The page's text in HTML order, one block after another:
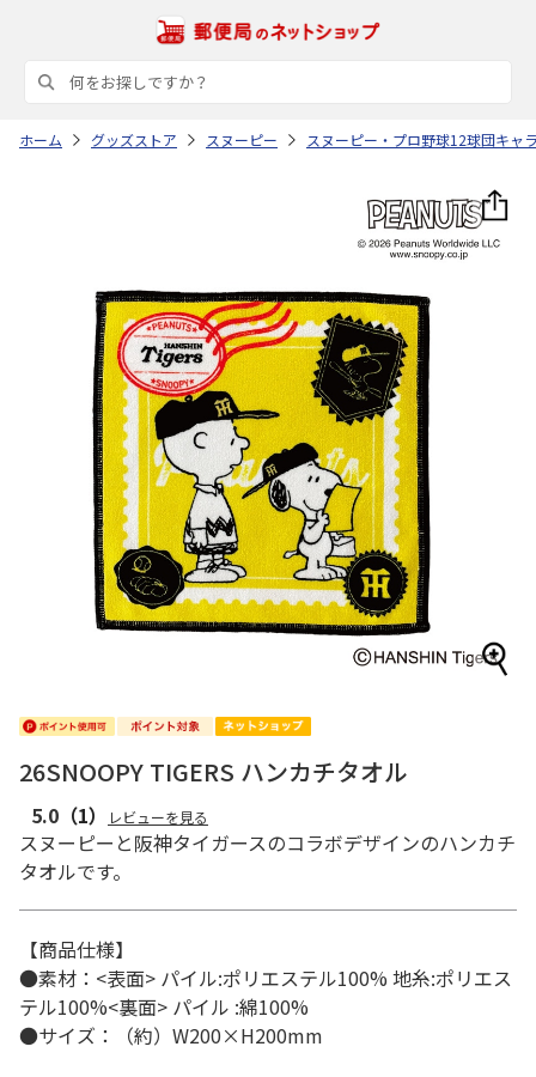
ホーム グッズストア スヌーピー スヌーピー・プロ野球12球団キャ
26SNOOPY TIGERS ハンカチタオル
5.0 （1） レビューを見る
スヌーピーと阪神タイガースのコラボデザインのハンカチ
タオルです。
【商品仕様】
●素材：<表面> パイル:ポリエステル100% 地糸:ポリエス
テル100%<裏面> パイル :綿100%
●サイズ：（約）W200×H200mm